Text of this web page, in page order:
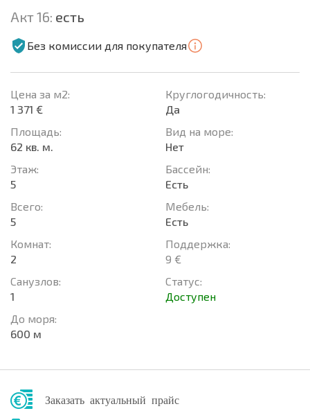
Акт 16: есть
Без комиссии для покупателя
Цена за м2:
1 371 €
Площадь:
62 кв. м.
Этаж:
5
Всего:
5
Комнат:
2
Санузлов:
1
До моря:
600 м
Круглогодичность:
Да
Вид на море:
Нет
Басcейн:
Есть
Мебель:
Есть
Поддержка:
9 €
Статус:
Доступен
Заказать актуальный прайс